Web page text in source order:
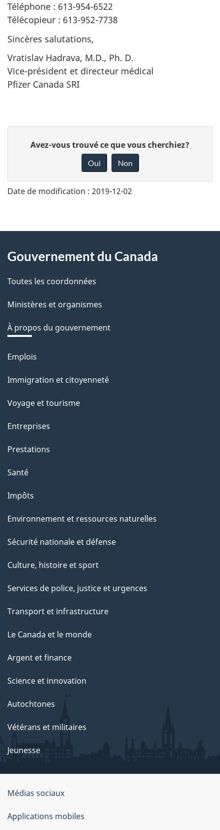
Téléphone : 613-954-6522
Télécopieur : 613-952-7738
Sincères salutations,
Vratislav Hadrava, M.D., Ph. D.
Vice-président et directeur médical
Pfizer Canada SRI
n
v
o
t
r
r
é
t
r
a
c
i
o
s
u
c
e
t
e
a
g
Avez-vous trouvé ce que vous cherchiez?
Oui Non
Date de modification : 2019-12-02
About
this
site
Gouvernement du Canada
Toutes les coordonnées
Ministères et organismes
À propos du gouvernement
Thèmes
sujets
Emplois
Immigration et citoyenneté
Voyage et tourisme
Entreprises
Prestations
Santé
Impôts
Environnement et ressources naturelles
Sécurité nationale et défense
Culture, histoire et sport
Services de police, justice et urgences
Transport et infrastructure
Le Canada et le monde
Argent et finance
Science et innovation
Autochtones
Vétérans et militaires
Jeunesse
À
propos
Médias sociaux
Applications mobiles